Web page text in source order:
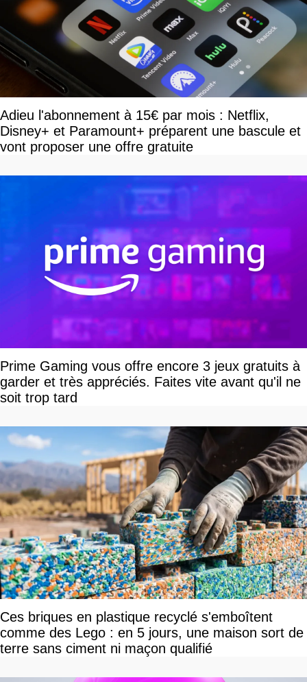
Adieu l'abonnement à 15€ par mois : Netflix,
Disney+ et Paramount+ préparent une bascule et
vont proposer une offre gratuite
Prime Gaming vous offre encore 3 jeux gratuits à
garder et très appréciés. Faites vite avant qu'il ne
soit trop tard
Ces briques en plastique recyclé s'emboîtent
comme des Lego : en 5 jours, une maison sort de
terre sans ciment ni maçon qualifié